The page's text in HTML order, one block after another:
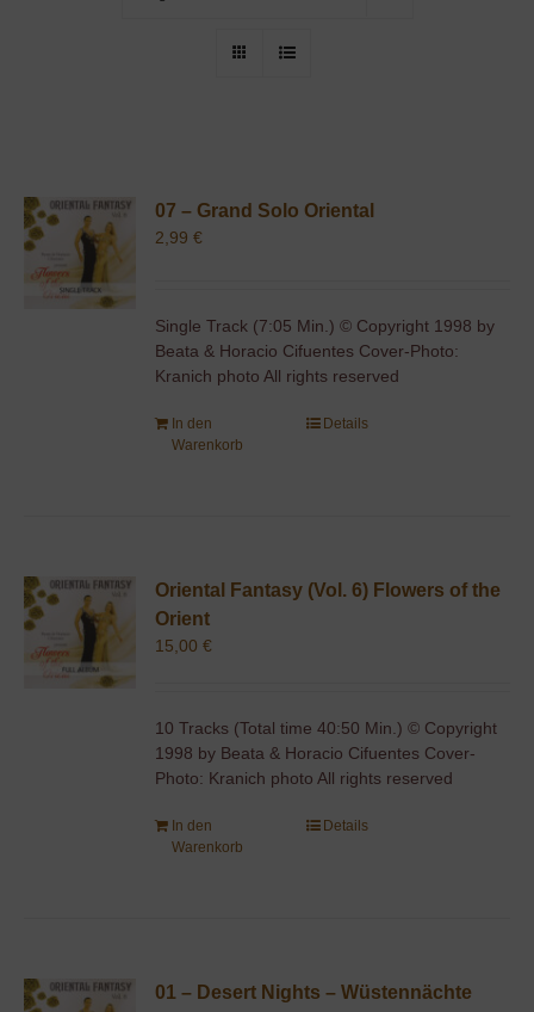
07 – Grand Solo Oriental
2,99€
Single Track (7:05 Min.) © Copyright 1998 by
Beata & Horacio Cifuentes Cover-Photo:
Kranich photo All rights reserved
In den
Warenkorb
Details
Oriental Fantasy (Vol. 6) Flowers of the
Orient
15,00€
10 Tracks (Total time 40:50 Min.) © Copyright
1998 by Beata & Horacio Cifuentes Cover-
Photo: Kranich photo All rights reserved
In den
Warenkorb
Details
01 – Desert Nights – Wüstennächte